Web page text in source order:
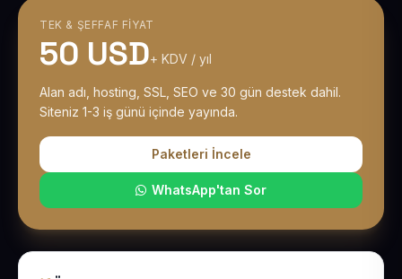
TEK & ŞEFFAF FIYAT
50 USD+ KDV / yıl
Alan adı, hosting, SSL, SEO ve 30 gün destek dahil.
Siteniz 1-3 iş günü içinde yayında.
Paketleri İncele
WhatsApp'tan Sor